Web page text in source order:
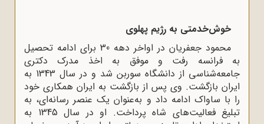
خوش‌خدمتی به رژیم پهلوی
محمود جعفریان در اواخر دهه 30 برای ادامه تحصیل
به فرانسه رفت و موفق به اخذ مدرک دکتری
جامعه‌شناسی از دانشگاه سوربن شد و در سال 1343 به
ایران بازگشت. وی پس از بازگشت به ایران همکاری خود
را با ساواک ادامه داد و به‌عنوان یک عنصر رسانه‌ای، به
تبلیغ فعالیت‌های شاه پرداخت. او در سال 1345 به